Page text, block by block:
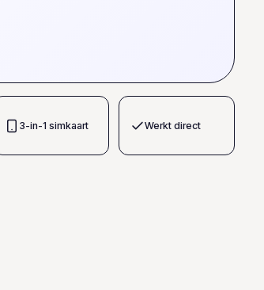
3-in-1 simkaart Werkt direct